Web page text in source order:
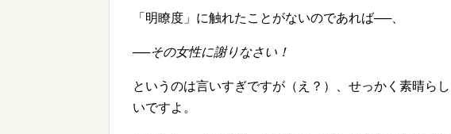
「明瞭度」に触れたことがないのであれば──、
──その女性に謝りなさい！
というのは言いすぎですが（え？）、せっかく素晴ら
いですよ。